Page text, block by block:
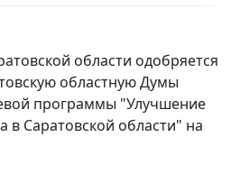
области одобряется
областную Думы
программы "Улучшение
в Саратовской области" на